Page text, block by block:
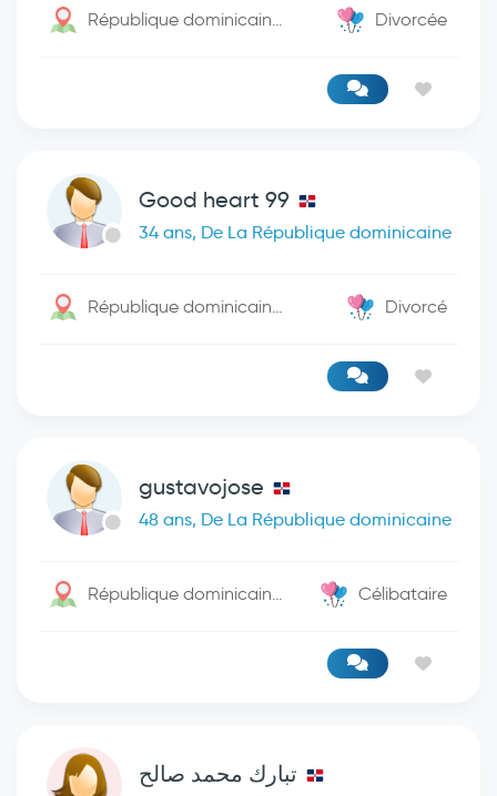
République dominicaine / San Cristobal Divorcée
Good heart 99
34 ans, De La République dominicaine
République dominicaine / San Cristobal Divorcé
gustavojose
48 ans, De La République dominicaine
République dominicaine / Santo Domingo De Guzman Célibataire
تبارك محمد صالح